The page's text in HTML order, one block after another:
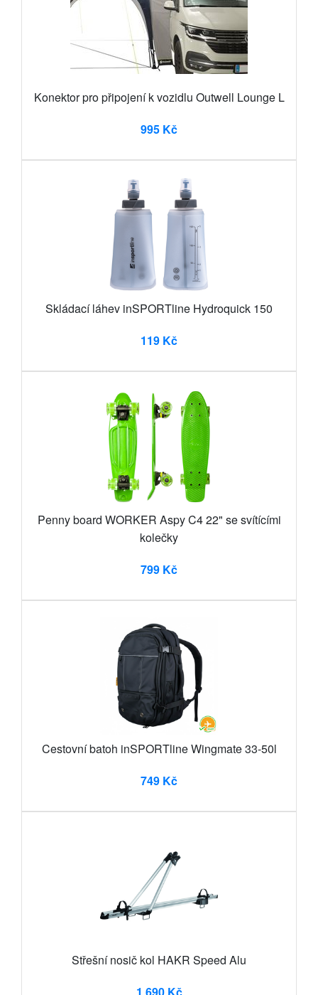
Konektor pro připojení k vozidlu Outwell Lounge L
995 Kč
Skládací láhev inSPORTline Hydroquick 150
119 Kč
Penny board WORKER Aspy C4 22" se svítícími
kolečky
799 Kč
Cestovní batoh inSPORTline Wingmate 33-50l
749 Kč
Střešní nosič kol HAKR Speed Alu
1 690 Kč